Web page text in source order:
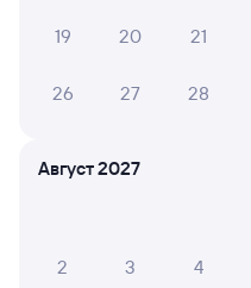
из Новосибирска в
Цена билета на поезд
в купейном вагоне
Способы оплаты
19 20 21
26 27 28
Август 2027
2 3 4